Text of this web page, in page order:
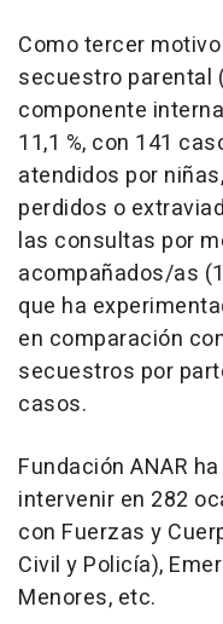
Como tercer
secuestro parental
componente
11,1 %, con 141
atendidos por
perdidos o
las consultas por
acompañados/as
que ha
en comparación
secuestros por
casos.
Fundación ANAR
intervenir en 282
con Fuerzas y
Civil y Policía),
Menores, etc.